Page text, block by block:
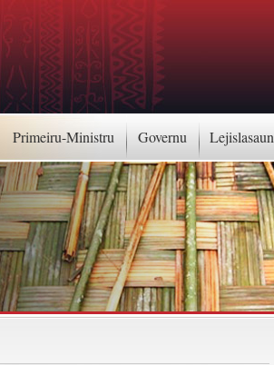
Primeiru-Ministru Governu Lejislasaun